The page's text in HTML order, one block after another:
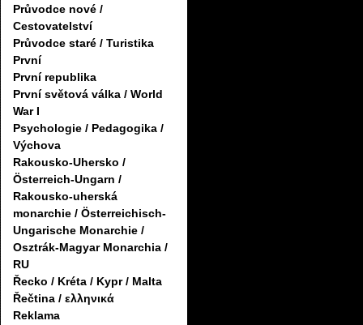
Průvodce nové /
Cestovatelství
Průvodce staré / Turistika
První
První republika
První světová válka / World
War I
Psychologie / Pedagogika /
Výchova
Rakousko-Uhersko /
Österreich-Ungarn /
Rakousko-uherská
monarchie / Österreichisch-
Ungarische Monarchie /
Osztrák-Magyar Monarchia /
RU
Řecko / Kréta / Kypr / Malta
Řečtina / ελληνικά
Reklama